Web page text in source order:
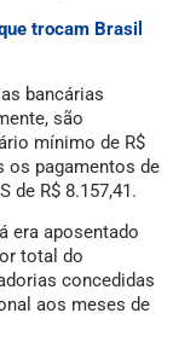
trocam Brasil
bancárias
são
mínimo de R$
os pagamentos de
de R$ 8.157,41.
era aposentado
total do
concedidas
aos meses de